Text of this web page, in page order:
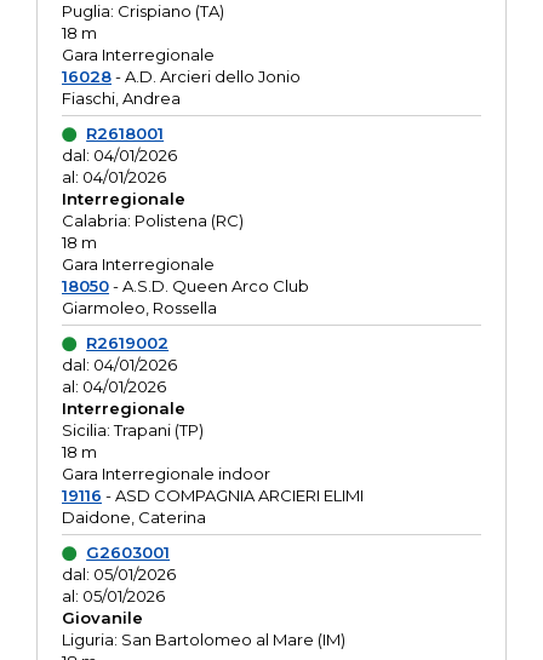
Puglia: Crispiano (TA)
18 m
Gara Interregionale
16028- A.D. Arcieri dello Jonio
Fiaschi, Andrea
R2618001
dal: 04/01/2026
al: 04/01/2026
Interregionale
Calabria: Polistena (RC)
18 m
Gara Interregionale
18050- A.S.D. Queen Arco Club
Giarmoleo, Rossella
R2619002
dal: 04/01/2026
al: 04/01/2026
Interregionale
Sicilia: Trapani (TP)
18 m
Gara Interregionale indoor
19116 - ASD COMPAGNIA ARCIERI ELIMI
Daidone, Caterina
G2603001
dal: 05/01/2026
al: 05/01/2026
Giovanile
Liguria: San Bartolomeo al Mare (IM)